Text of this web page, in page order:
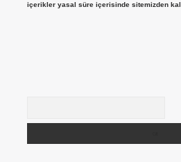
içerikler yasal süre içerisinde sitemizden